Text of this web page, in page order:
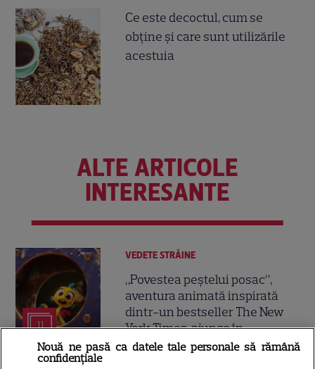
Ce este decoctul, cum se
obţine şi care sunt utilizările
acestuia
ALTE ARTICOLE
INTERESANTE
11
VEDETE STRĂINE
„Povestea peștelui posac”,
aventura animată inspirată
dintr-un bestseller The New
York Times, ajunge în
cinematografe pe 7 august
Nouă ne pasă ca datele tale personale să rămână
confidențiale